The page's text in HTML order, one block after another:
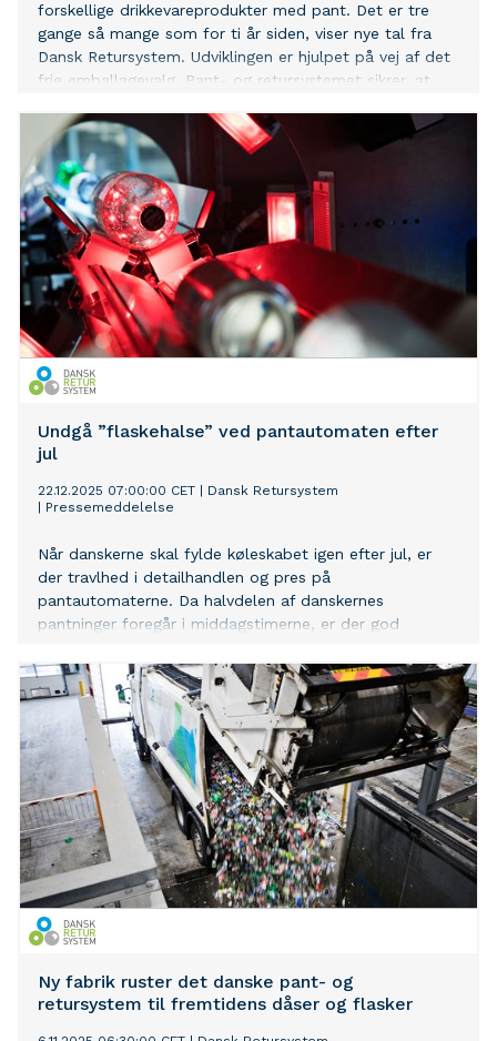
forskellige drikkevareprodukter med pant. Det er tre
gange så mange som for ti år siden, viser nye tal fra
Dansk Retursystem. Udviklingen er hjulpet på vej af det
frie emballagevalg. Pant- og retursystemet sikrer, at
produkter, og at de tomme flasker og dåser bliver til
nye igen.
Undgå ”flaskehalse” ved pantautomaten efter
jul
22.12.2025 07:00:00 CET
Dansk Retursystem
Pressemeddelelse
Når danskerne skal fylde køleskabet igen efter jul, er
der travlhed i detailhandlen og pres på
pantautomaterne. Da halvdelen af danskernes
pantninger foregår i middagstimerne, er der god
hjem til familien og vennerne, hvis man venter til efter
kl. 14. Det viser nye tal fra Dansk Retursystem, der har
analyseret danskernes pantadfærd mellem jul og nytår.
Ny fabrik ruster det danske pant- og
retursystem til fremtidens dåser og flasker